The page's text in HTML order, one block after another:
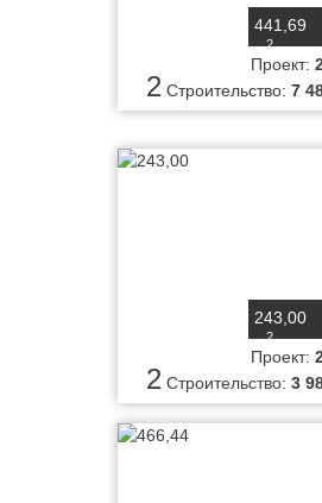
441,69
м2
2
Проект:
Строительство: 7
243,00
м2
2
Проект:
Строительство: 3